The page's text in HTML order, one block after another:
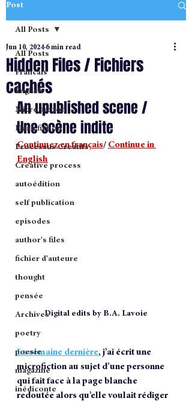
Post
All Posts
Francais
English
Micro-fiction
Flash fiction
Processus Creatifs
Creative process
autoédition
self publication
episodes
author's files
fichier d'auteure
thought
pensée
Archives
poetry
poesie
magazine
inédiconte
All Posts
Hidden Files / Fichiers
cachés
Jun 10, 2024 6 min read
An upublished scene /
Une scène indite
Continuez en français/ Continue in
English
Digital edits by B.A. Lavoie
La semaine dernière, j’ai écrit une
microfiction au sujet d’une personne
qui fait face à la page blanche
redoutée alors qu’elle voulait rédiger